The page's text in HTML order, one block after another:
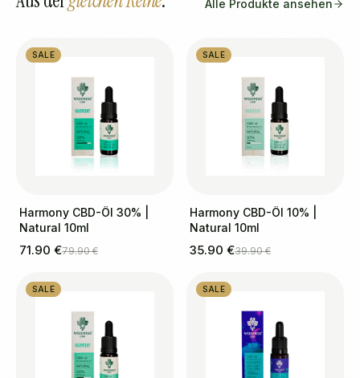
Alle Produkte ansehen
SALE
Harmony CBD-Öl 30% |
Natural 10ml
71.90 €79.90 €
SALE
Harmony CBD-Öl 10% |
Natural 10ml
35.90 €39.90 €
SALE SALE